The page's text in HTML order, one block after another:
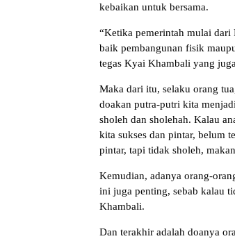
kebaikan untuk bersama.
“Ketika pemerintah mulai dari
baik pembangunan fisik
tegas Kyai Khambali yang
Maka dari itu, selaku orang
doakan putra-putri kita
sholeh dan sholehah. Kalau
kita sukses dan pintar, belum
pintar, tapi tidak sholeh,
Kemudian, adanya orang-
ini juga penting, sebab kalau
Khambali.
Dan terakhir adalah doanya